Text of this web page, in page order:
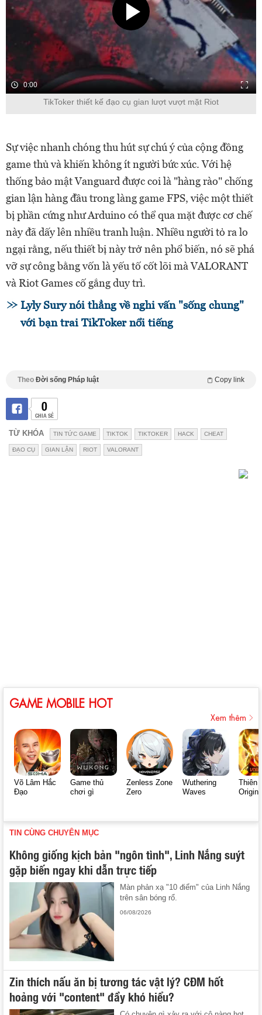
0:00
TikToker thiết kế đạo cụ gian lượt vượt mặt Riot
Sự việc nhanh chóng thu hút sự chú ý của cộng đồng
game thủ và khiến không ít người bức xúc. Với hệ
thống bảo mật Vanguard được coi là "hàng rào" chống
gian lận hàng đầu trong làng game FPS, việc một thiết
bị phần cứng như Arduino có thể qua mặt được cơ chế
này đã dấy lên nhiều tranh luận. Nhiều người tỏ ra lo
ngại rằng, nếu thiết bị này trở nên phổ biến, nó sẽ phá
vỡ sự công bằng vốn là yếu tố cốt lõi mà VALORANT
và Riot Games cố gắng duy trì.
Lyly Sury nói thẳng về nghi vấn "sống chung"
với bạn trai TikToker nổi tiếng
Theo Đời sống Pháp luật Copy link
0
CHIA SẺ
TỪ KHÓA TIN TỨC GAME TIKTOK TIKTOKER HACK CHEAT
ĐẠO CỤ GIAN LẬN RIOT VALORANT
GAME MOBILE HOT
Xem thêm
Võ Lâm Hắc
Đạo
Game thủ
chơi gì
Zenless Zone
Zero
Wuthering
Waves
Thiên
Origin
TIN CÙNG CHUYÊN MỤC
Không giống kịch bản "ngôn tình", Linh Nắng suýt
gặp biến ngay khi dẫn trực tiếp
Màn phản xạ "10 điểm" của Linh Nắng
trên sân bóng rổ.
06/08/2026
Zin thích nấu ăn bị tương tác vật lý? CĐM hốt
hoảng với "content" đầy khó hiểu?